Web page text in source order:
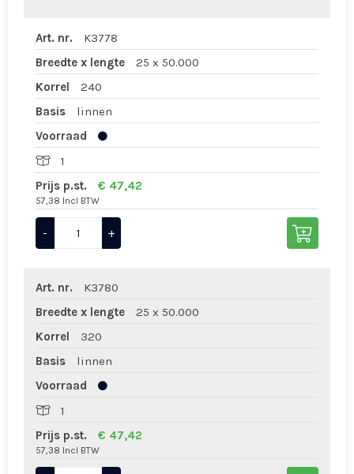
Art. nr.
K3778
Breedte x lengte
25 x 50.000
Korrel
240
Basis
linnen
Voorraad
1
Prijs p.st.
€ 47,42
57,38 Incl BTW
- +
Art. nr.
K3780
Breedte x lengte
25 x 50.000
Korrel
320
Basis
linnen
Voorraad
1
Prijs p.st.
€ 47,42
57,38 Incl BTW